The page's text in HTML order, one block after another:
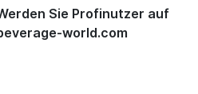
Sie Profinutzer auf
world.com